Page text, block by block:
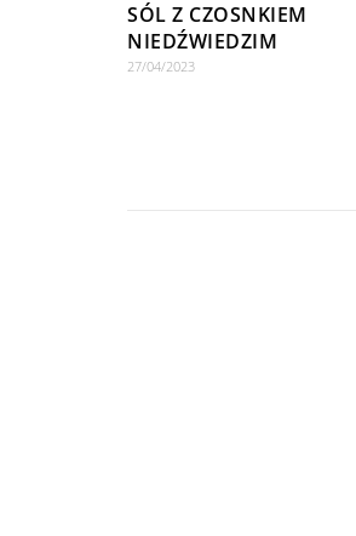
SÓL Z CZOSNKIEM
NIEDŹWIEDZIM
27/04/2023